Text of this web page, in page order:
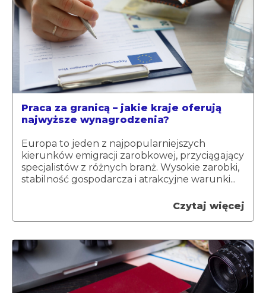
Praca za granicą – jakie kraje oferują
najwyższe wynagrodzenia?
Europa to jeden z najpopularniejszych
kierunków emigracji zarobkowej, przyciągający
specjalistów z różnych branż. Wysokie zarobki,
stabilność gospodarcza i atrakcyjne warunki...
Czytaj więcej